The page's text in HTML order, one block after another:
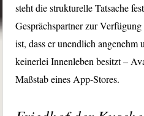
steht die strukturelle Tatsache
Gesprächspartner zur
ist, dass er unendlich angenehm
keinerlei Innenleben besitzt –
Maßstab eines App-Stores.